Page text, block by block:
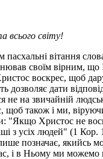
всього світу!
вітання
своїм вірним, що
воскрес, щоб
дозволяє дати
не на звичайній
щоб також і ми,
"Якщо Христос не
з усіх людей" (1 Кор.
позначає, якийсь
в Ньому ми можемо